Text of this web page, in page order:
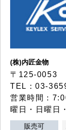
(株)内匠金物
〒125-0053
TEL：03-
営業時間：
曜日・日曜日
販売可